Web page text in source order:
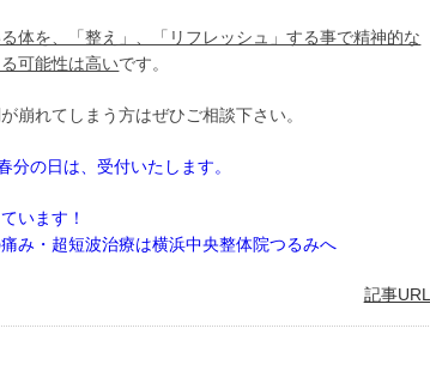
体を、「整え」、「リフレッシュ」する事で精神的な
可能性は高いです。
崩れてしまう方はぜひご相談下さい。
分の日は、受付いたします。
います！
み・超短波治療は横浜中央整体院つるみへ
記事URL